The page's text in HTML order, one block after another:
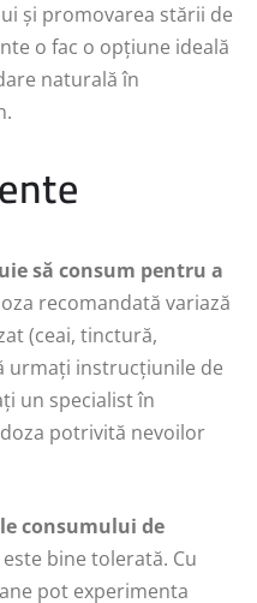
și promovarea stării de
o fac o opțiune ideală
naturală în
să consum pentru a
recomandată variază
(ceai, tinctură,
urmați instrucțiunile de
un specialist în
potrivită nevoilor
consumului de
bine tolerată. Cu
pot experimenta